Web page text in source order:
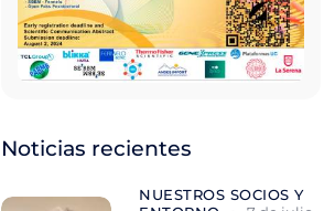
Noticias recientes
NUESTROS SOCIOS Y